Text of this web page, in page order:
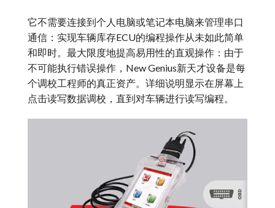
它不需要连接到个人电脑或笔记本电脑来管理串口
通信：实现车辆库存ECU的编程操作从未如此简单
和即时。最大限度地提高易用性的直观操作：由于
不可能执行错误操作，New Genius新天才设备是每
个调校工程师的真正资产。详细说明显示在屏幕上
点击读写数据调校，直到对车辆进行读写编程。